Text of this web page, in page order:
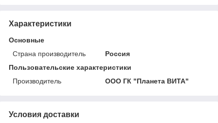
Характеристики
Основные
Страна производитель
Россия
Пользовательские характеристики
Производитель
ООО ГК "Планета ВИТА"
Условия доставки